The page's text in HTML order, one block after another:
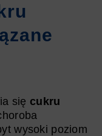
się cukru
wysoki poziom